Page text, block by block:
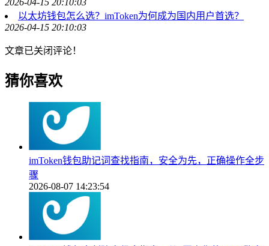
2026-04-15 20:10:03
以太坊钱包怎么选？imToken为何成为国内用户首选？
2026-04-15 20:10:03
文章已关闭评论！
猜你喜欢
imToken钱包助记词查找指南，安全为先，正确操作全步
骤
2026-08-07 14:23:54